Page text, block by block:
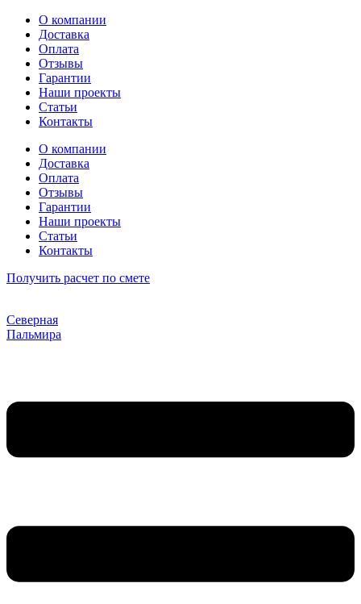
Перейти
содержимому
О компании
Доставка
Оплата
Отзывы
Гарантии
Наши проекты
Статьи
Контакты
О компании
Доставка
Оплата
Отзывы
Гарантии
Наши проекты
Статьи
Контакты
Получить расчет по смете
Северная
Пальмира